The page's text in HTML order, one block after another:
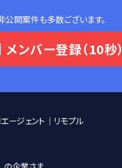
公開案件も多数ございます。
メンバー登録（10秒）
ージェント｜リモプル